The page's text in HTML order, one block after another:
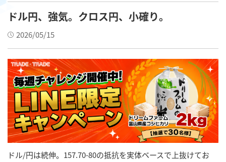
ドル円、強気。クロス円、小確り。
2026/05/15
ドル/円は続伸。157.70-80の抵抗を実体ベースで上抜けてお